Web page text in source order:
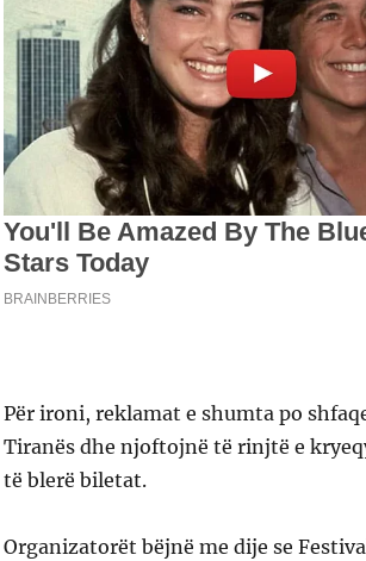
Për ironi, reklamat e shumta po
Tiranës dhe njoftojnë të rinjtë e
të blerë biletat.
Organizatorët bëjnë me dije se